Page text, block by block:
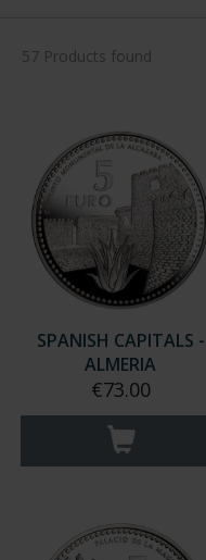
57 Products found
SPANISH CAPITALS -
ALMERIA
€73.00